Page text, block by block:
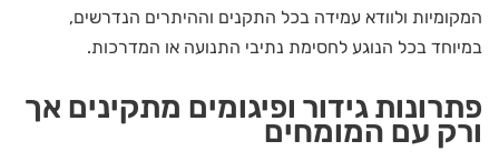
המקומיות ולוודא עמידה בכל התקנים וההיתרים הנדרשים,
במיוחד בכל הנוגע לחסימת נתיבי התנועה או המדרכות.
פתרונות גידור ופיגומים מתקינים אך
ורק עם המומחים